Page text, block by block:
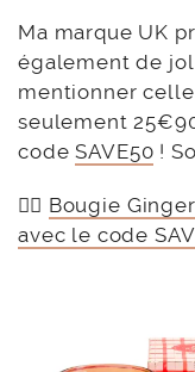
Ma marque UK
également de
mentionner
seulement
codeSAVE50 !
👉🏻 Bougie
avec le code